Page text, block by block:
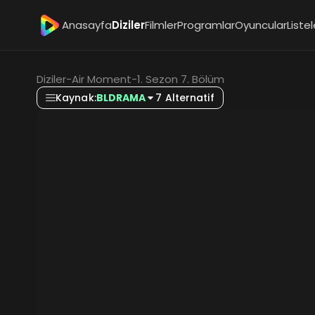
AnasayfaDizilerFilmlerProgramlarOyuncular
Diziler-Air Moment-1. Sezon 7. Bölüm
Kaynak:BLDRAMA 7 Alternatif